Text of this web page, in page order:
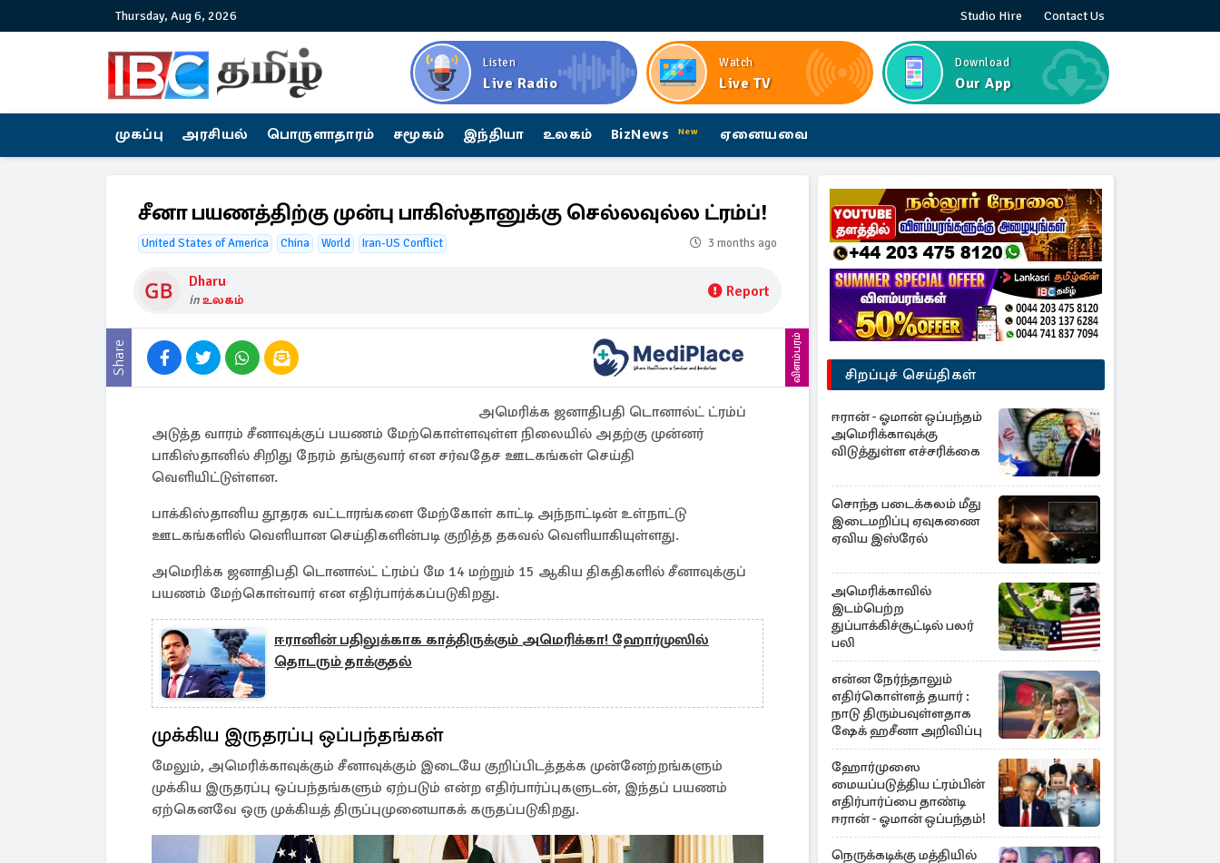
Thursday, Aug 6, 2026 Studio Hire Contact Us
Listen
Live Radio
Watch
Live TV
Download
Our App
முகப்பு அரசியல் பொருளாதாரம் சமூகம் இந்தியா உலகம் BizNews New ஏனையவை
சீனா பயணத்திற்கு முன்பு பாகிஸ்தானுக்கு செல்லவுல்ல ட்ரம்ப்!
United States of America China World Iran-US Conflict 3 months ago
Dharu
inஉலகம் Report
Share விளம்பரம்
அமெரிக்க ஜனாதிபதி டொனால்ட் ட்ரம்ப்
அடுத்த வாரம் சீனாவுக்குப் பயணம் மேற்கொள்ளவுள்ள நிலையில் அதற்கு முன்னர்
பாகிஸ்தானில் சிறிது நேரம் தங்குவார் என சர்வதேச ஊடகங்கள் செய்தி
வெளியிட்டுள்ளன.
பாக்கிஸ்தானிய தூதரக வட்டாரங்களை மேற்கோள் காட்டி அந்நாட்டின் உள்நாட்டு
ஊடகங்களில் வெளியான செய்திகளின்படி குறித்த தகவல் வெளியாகியுள்ளது.
அமெரிக்க ஜனாதிபதி டொனால்ட் ட்ரம்ப் மே 14 மற்றும் 15 ஆகிய திகதிகளில் சீனாவுக்குப்
பயணம் மேற்கொள்வார் என எதிர்பார்க்கப்படுகிறது.
ஈரானின் பதிலுக்காக காத்திருக்கும் அமெரிக்கா! ஹோர்முஸில்
தொடரும் தாக்குதல்
முக்கிய இருதரப்பு ஒப்பந்தங்கள்
மேலும், அமெரிக்காவுக்கும் சீனாவுக்கும் இடையே குறிப்பிடத்தக்க முன்னேற்றங்களும்
முக்கிய இருதரப்பு ஒப்பந்தங்களும் ஏற்படும் என்ற எதிர்பார்ப்புகளுடன், இந்தப் பயணம்
ஏற்கெனவே ஒரு முக்கியத் திருப்புமுனையாகக் கருதப்படுகிறது.
சிறப்புச் செய்திகள்
ஈரான் - ஓமான் ஒப்பந்தம்
அமெரிக்காவுக்கு
விடுத்துள்ள எச்சரிக்கை
சொந்த படைக்கலம் மீது
இடைமறிப்பு ஏவுகணை
ஏவிய இஸ்ரேல்
அமெரிக்காவில்
இடம்பெற்ற
துப்பாக்கிச்சூட்டில் பலர்
பலி
என்ன நேர்ந்தாலும்
எதிர்கொள்ளத் தயார் :
நாடு திரும்பவுள்ளதாக
ஷேக் ஹசீனா அறிவிப்பு
ஹோர்முஸை
மையப்படுத்திய ட்ரம்பின்
எதிர்பார்ப்பை தாண்டி
ஈரான் - ஓமான் ஒப்பந்தம்!
நெருக்கடிக்கு மத்தியில்